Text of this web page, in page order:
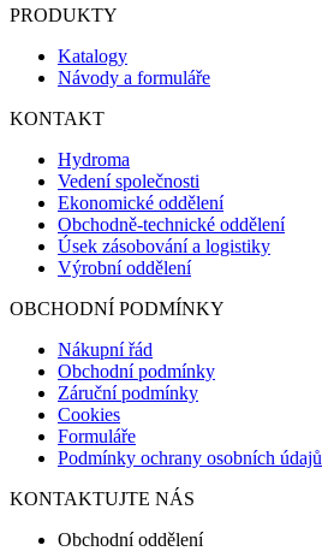
PRODUKTY
Katalogy
Návody a formuláře
KONTAKT
Hydroma
Vedení společnosti
Ekonomické oddělení
Obchodně-technické oddělení
Úsek zásobování a logistiky
Výrobní oddělení
OBCHODNÍ PODMÍNKY
Nákupní řád
Obchodní podmínky
Záruční podmínky
Cookies
Formuláře
Podmínky ochrany osobních údajů
KONTAKTUJTE NÁS
Obchodní oddělení